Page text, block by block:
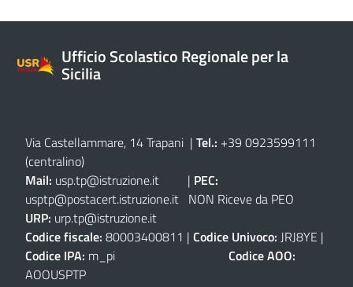
Ufficio Scolastico Regionale per la
Sicilia
Via Castellammare, 14 Trapani | Tel.: +39 0923599111
(centralino)
Mail: usp.tp@istruzione.it | PEC:
usptp@postacert.istruzione.it NON Riceve da PEO
URP: urp.tp@istruzione.it
Codice fiscale: 80003400811 | Codice Univoco: JRJ8YE |
Codice IPA: m_pi Codice AOO:
AOOUSPTP